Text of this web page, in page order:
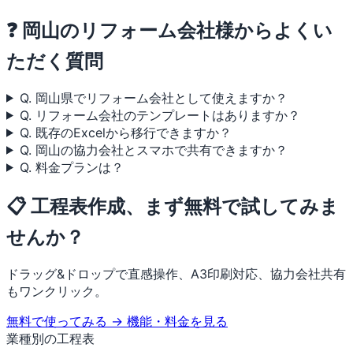
❓ 岡山のリフォーム会社様からよくい
ただく質問
Q. 岡山県でリフォーム会社として使えますか？
Q. リフォーム会社のテンプレートはありますか？
Q. 既存のExcelから移行できますか？
Q. 岡山の協力会社とスマホで共有できますか？
Q. 料金プランは？
📋 工程表作成、まず無料で試してみま
せんか？
ドラッグ&ドロップで直感操作、A3印刷対応、協力会社共有
もワンクリック。
無料で使ってみる → 機能・料金を見る
業種別の工程表